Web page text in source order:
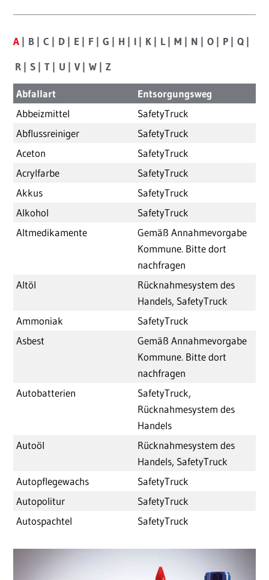
A B C D E F G H I K L M N O P
Q
R
S T U V W Z
Abfallart
Entsorgungsweg
Abbeizmittel
SafetyTruck
Abflussreiniger
SafetyTruck
Aceton
SafetyTruck
Acrylfarbe
SafetyTruck
Akkus
SafetyTruck
Alkohol
SafetyTruck
Altmedikamente
Gemäß Annahmevorgabe
Kommune. Bitte dort
nachfragen
Altöl
Rücknahmesystem des
Handels, SafetyTruck
Ammoniak
SafetyTruck
Asbest
Gemäß Annahmevorgabe
Kommune. Bitte dort
nachfragen
Autobatterien
SafetyTruck,
Rücknahmesystem des
Handels
Autoöl
Rücknahmesystem des
Handels, SafetyTruck
Autopflegewachs
SafetyTruck
Autopolitur
SafetyTruck
Autospachtel
SafetyTruck